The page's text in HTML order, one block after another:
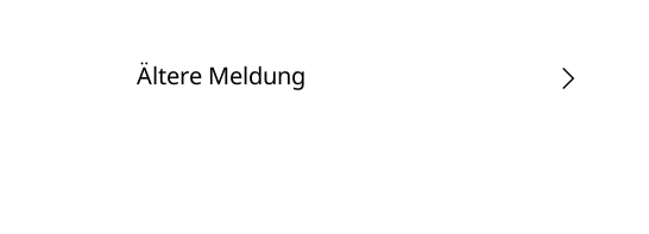
Ältere Meldung